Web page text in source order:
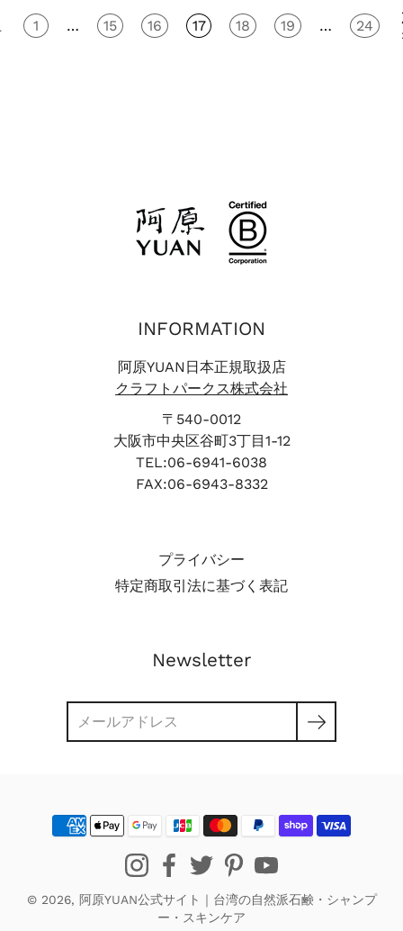
月23日 ・立秋 08月07日 ・処暑 08月23日 ・白露
間限定拡張POPUPを記念しまして、 ①5,000円以上ご
購入で「ユアンフェイスタオル アイボリー（今治タオル
ｼﾞｪﾝｶﾝｾｯﾄ)（30gヨモギハンドクリーム、50mlヨモギシ
ャンプー、50mlコンディショナー、ヨモギソープ、白月
ソープ18gソープ２個、ヨモギ入浴剤）3.悦方アロマスプ
れにしようか迷った時には、スタッフにぜひお声がけく
ただきます。---------------------------------------
-------------------------＜出店情報＞『神農生活』期
間限定拡張ポップアップ【会場】 あべのハルカス タ
ワー館１０階 神農生活レジ横【期間】 2022年8月11日
（木）～ 8月16日（火）6日間【営業時間】 午前10時
～午後8時【阿原YUAN商品説明販売員】 午前10時～午
日（金） 「台湾ウィーク」 横浜市役所1階アトリウ
ム、北プラザ Instagram ＠
1 … 15 16 17 18 19 … 24
INFORMATION
阿原YUAN日本正規取扱店
クラフトパークス株式会社
〒540-0012
大阪市中央区谷町3丁目1-12
TEL:06-6941-6038
FAX:06-6943-8332
プライバシー
特定商取引法に基づく表記
Newsletter
索
© 2026, 阿原YUAN公式サイト｜台湾の自然派石鹸・シャンプ
ー・スキンケア